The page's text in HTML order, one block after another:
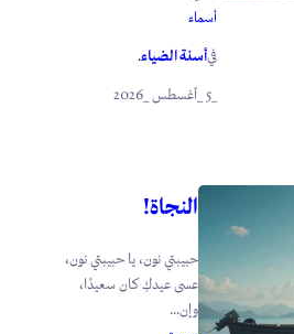
أسماء
فيأسنة الضياء.
_5 _أغسطس _2026
النجاة!
حبيبتي نون، يا حبيبتي نون،
عسى عيدكِ كان سعيدًا،
وإن...